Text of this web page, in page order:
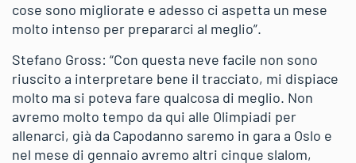
cose sono migliorate e adesso ci aspetta un mese
molto intenso per prepararci al meglio”.
Stefano Gross: “Con questa neve facile non sono
riuscito a interpretare bene il tracciato, mi dispiace
molto ma si poteva fare qualcosa di meglio. Non
avremo molto tempo da qui alle Olimpiadi per
allenarci, già da Capodanno saremo in gara a Oslo e
nel mese di gennaio avremo altri cinque slalom,